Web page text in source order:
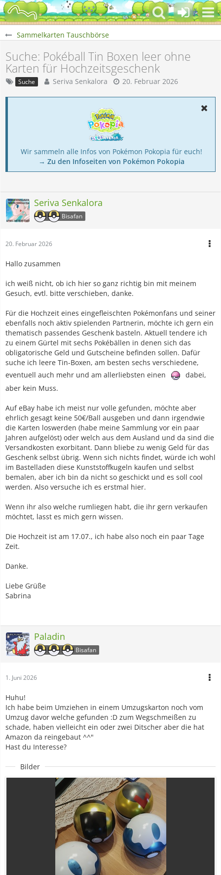
Sammelkarten Tauschbörse
Suche: Pokéball Tin Boxen leer ohne
Karten für Hochzeitsgeschenk
Suche Seriva Senkalora 20. Februar 2026
Wir sammeln alle Infos von Pokémon Pokopia für euch!
→ Zu den Infoseiten von Pokémon Pokopia
Seriva Senkalora
Bisafan
20. Februar 2026
Hallo zusammen
ich weiß nicht, ob ich hier so ganz richtig bin mit meinem
Gesuch, evtl. bitte verschieben, danke.
Für die Hochzeit eines eingefleischten Pokémonfans und seiner
ebenfalls noch aktiv spielenden Partnerin, möchte ich gern ein
thematisch passendes Geschenk basteln. Aktuell tendere ich
zu einem Gürtel mit sechs Pokébällen in denen sich das
obligatorische Geld und Gutscheine befinden sollen. Dafür
suche ich leere Tin-Boxen, am besten sechs verschiedene,
eventuell auch mehr und am allerliebsten einen
dabei,
aber kein Muss.
Auf eBay habe ich meist nur volle gefunden, möchte aber
ehrlich gesagt keine 50€/Ball ausgeben und dann irgendwie
die Karten loswerden (habe meine Sammlung vor ein paar
Jahren aufgelöst) oder welch aus dem Ausland und da sind die
Versandkosten exorbitant. Dann bliebe zu wenig Geld für das
Geschenk selbst übrig. Wenn sich nichts findet, würde ich wohl
im Bastelladen diese Kunststoffkugeln kaufen und selbst
bemalen, aber ich bin da nicht so geschickt und es soll cool
werden. Also versuche ich es erstmal hier.
Wenn ihr also welche rumliegen habt, die ihr gern verkaufen
möchtet, lasst es mich gern wissen.
Die Hochzeit ist am 17.07., ich habe also noch ein paar Tage
Zeit.
Danke.
Liebe Grüße
Sabrina
Paladin
Bisafan
1. Juni 2026
Huhu!
Ich habe beim Umziehen in einem Umzugskarton noch vom
Umzug davor welche gefunden :D zum Wegschmeißen zu
schade, haben vielleicht ein oder zwei Ditscher aber die hat
Amazon da reingebaut ^^"
Hast du Interesse?
Bilder